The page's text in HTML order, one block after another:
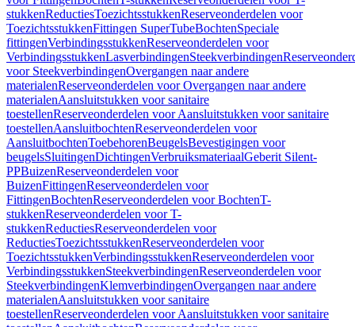
stukkenReductiesToezichtsstukkenReserveonderdelen voor
ToezichtsstukkenFittingen SuperTubeBochtenSpeciale
fittingenVerbindingsstukkenReserveonderdelen voor
VerbindingsstukkenLasverbindingenSteekverbindingen
voor SteekverbindingenOvergangen naar andere
materialenReserveonderdelen voor Overgangen naar andere
materialenAansluitstukken voor sanitaire
toestellenReserveonderdelen voor Aansluitstukken voor sanitaire
toestellenAansluitbochtenReserveonderdelen voor
AansluitbochtenToebehorenBeugelsBevestigingen voor
beugelsSluitingenDichtingenVerbruiksmateriaalGeberit Silent-
PPBuizenReserveonderdelen voor
BuizenFittingenReserveonderdelen voor
FittingenBochtenReserveonderdelen voor BochtenT-
stukkenReserveonderdelen voor T-
stukkenReductiesReserveonderdelen voor
ReductiesToezichtsstukkenReserveonderdelen voor
ToezichtsstukkenVerbindingsstukkenReserveonderdelen voor
VerbindingsstukkenSteekverbindingenReserveonderdelen voor
SteekverbindingenKlemverbindingenOvergangen naar andere
materialenAansluitstukken voor sanitaire
toestellenReserveonderdelen voor Aansluitstukken voor sanitaire